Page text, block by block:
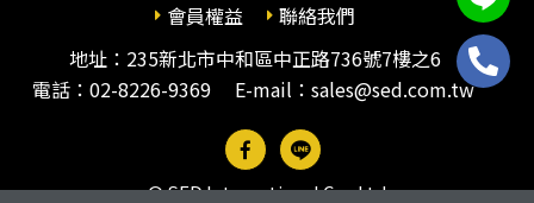
會員權益
聯絡我們
地址：235新北市中和區中正路736號7樓之6
電話： 02-8226-9369 E-mail：sales@sed.com.tw
© SED International Co., Ltd